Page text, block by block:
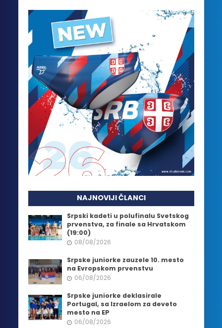
NAJNOVIJI ČLANCI
Srpski kadeti u polufinalu Svetskog
prvenstva, za finale sa Hrvatskom
(19:00)
08/08/2026
Srpske juniorke zauzele 10. mesto
na Evropskom prvenstvu
06/08/2026
Srpske juniorke deklasirale
Portugal, sa Izraelom za deveto
mesto na EP
06/08/2026